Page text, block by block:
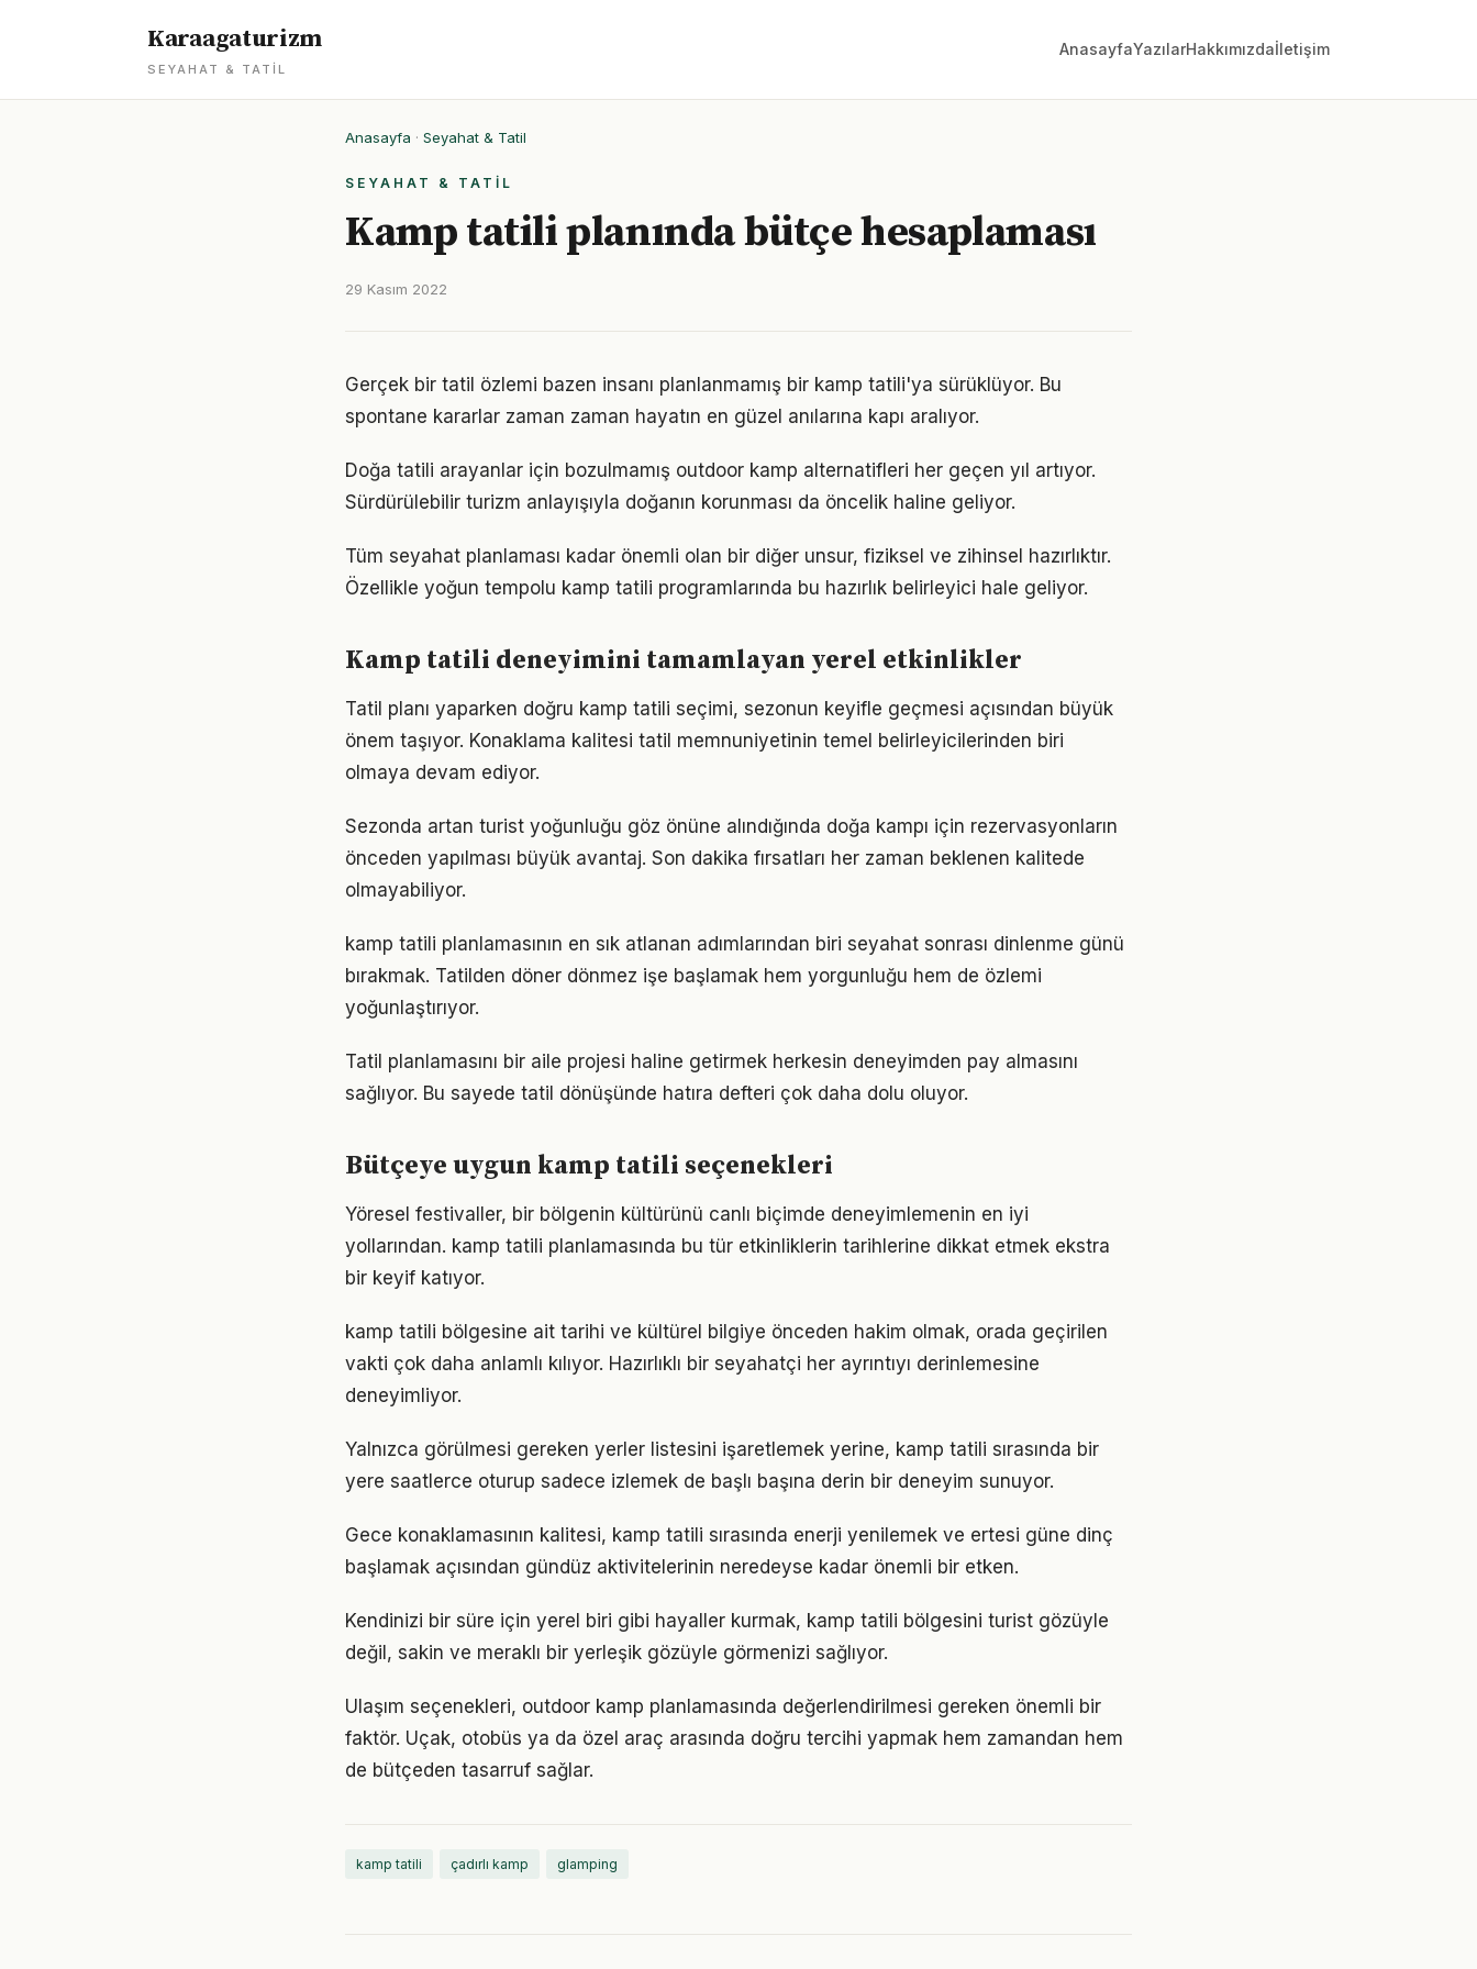
Karaagaturizm
SEYAHAT & TATIL
AnasayfaYazılarHakkımızdaİletişim
Anasayfa · Seyahat & Tatil
SEYAHAT & TATIL
Kamp tatili planında bütçe hesaplaması
29 Kasım 2022
Gerçek bir tatil özlemi bazen insanı planlanmamış bir kamp tatili'ya sürüklüyor. Bu
spontane kararlar zaman zaman hayatın en güzel anılarına kapı aralıyor.
Doğa tatili arayanlar için bozulmamış outdoor kamp alternatifleri her geçen yıl artıyor.
Sürdürülebilir turizm anlayışıyla doğanın korunması da öncelik haline geliyor.
Tüm seyahat planlaması kadar önemli olan bir diğer unsur, fiziksel ve zihinsel hazırlıktır.
Özellikle yoğun tempolu kamp tatili programlarında bu hazırlık belirleyici hale geliyor.
Kamp tatili deneyimini tamamlayan yerel etkinlikler
Tatil planı yaparken doğru kamp tatili seçimi, sezonun keyifle geçmesi açısından büyük
önem taşıyor. Konaklama kalitesi tatil memnuniyetinin temel belirleyicilerinden biri
olmaya devam ediyor.
Sezonda artan turist yoğunluğu göz önüne alındığında doğa kampı için rezervasyonların
önceden yapılması büyük avantaj. Son dakika fırsatları her zaman beklenen kalitede
olmayabiliyor.
kamp tatili planlamasının en sık atlanan adımlarından biri seyahat sonrası dinlenme günü
bırakmak. Tatilden döner dönmez işe başlamak hem yorgunluğu hem de özlemi
yoğunlaştırıyor.
Tatil planlamasını bir aile projesi haline getirmek herkesin deneyimden pay almasını
sağlıyor. Bu sayede tatil dönüşünde hatıra defteri çok daha dolu oluyor.
Bütçeye uygun kamp tatili seçenekleri
Yöresel festivaller, bir bölgenin kültürünü canlı biçimde deneyimlemenin en iyi
yollarından. kamp tatili planlamasında bu tür etkinliklerin tarihlerine dikkat etmek ekstra
bir keyif katıyor.
kamp tatili bölgesine ait tarihi ve kültürel bilgiye önceden hakim olmak, orada geçirilen
vakti çok daha anlamlı kılıyor. Hazırlıklı bir seyahatçi her ayrıntıyı derinlemesine
deneyimliyor.
Yalnızca görülmesi gereken yerler listesini işaretlemek yerine, kamp tatili sırasında bir
yere saatlerce oturup sadece izlemek de başlı başına derin bir deneyim sunuyor.
Gece konaklamasının kalitesi, kamp tatili sırasında enerji yenilemek ve ertesi güne dinç
başlamak açısından gündüz aktivitelerinin neredeyse kadar önemli bir etken.
Kendinizi bir süre için yerel biri gibi hayaller kurmak, kamp tatili bölgesini turist gözüyle
değil, sakin ve meraklı bir yerleşik gözüyle görmenizi sağlıyor.
Ulaşım seçenekleri, outdoor kamp planlamasında değerlendirilmesi gereken önemli bir
faktör. Uçak, otobüs ya da özel araç arasında doğru tercihi yapmak hem zamandan hem
de bütçeden tasarruf sağlar.
kamp tatili çadırlı kamp glamping